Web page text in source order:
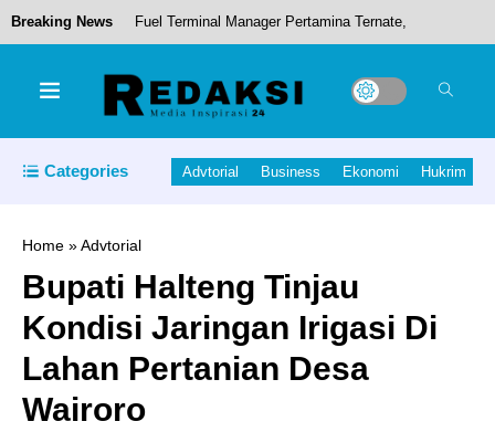
Breaking News Fuel Terminal Manager Pertamina Ternate,
Ulang Tahun (HUT) ke-53 Himpunan Nelayan
Seluruh Indonesia (HNSI)
langsung kesiapan Tempat Pemungutan Suara
(TPS)
Hamas leader killed in Lebanon; IDF withdrawing
some troops from Gaza
Categories Advtorial Business Ekonomi Hukrim
Home » Advtorial
Bupati Halteng Tinjau
Kondisi Jaringan Irigasi Di
Lahan Pertanian Desa
Wairoro